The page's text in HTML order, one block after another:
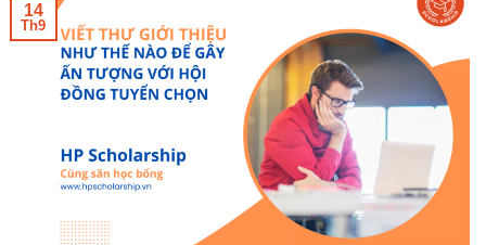
14
Th9